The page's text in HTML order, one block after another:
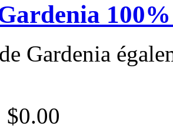
Gardenia
$0.00